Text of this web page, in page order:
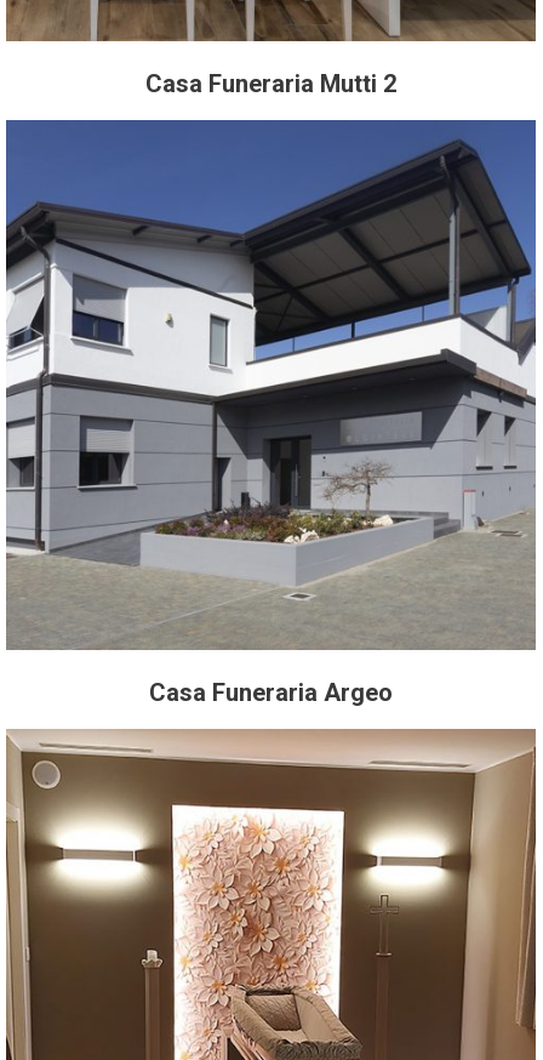
Casa Funeraria Mutti 2
Casa Funeraria Argeo